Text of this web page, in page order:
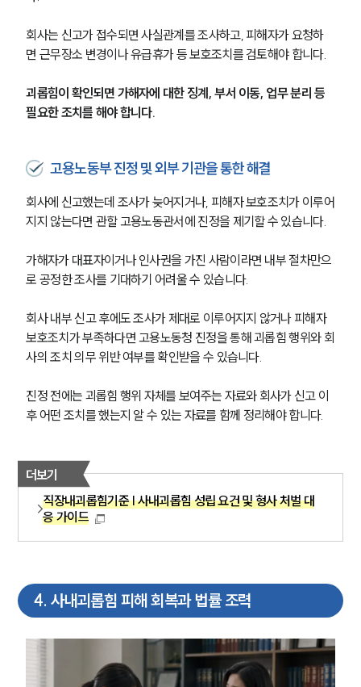
형사전문변호사
소식/자료
언론보도
법률서식
세미나
대륜법률상담예약
대륜법률상담예약
회사는 신고가 접수되면 사실관계를 조사하고, 피해자가 요청하
면 근무장소 변경이나 유급휴가 등 보호조치를 검토해야 합니다.
괴롭힘이 확인되면 가해자에 대한 징계, 부서 이동, 업무 분리 등
필요한 조치를 해야 합니다.
고용노동부 진정 및 외부 기관을 통한 해결
회사에 신고했는데 조사가 늦어지거나, 피해자 보호조치가 이루어
지지 않는다면 관할 고용노동관서에 진정을 제기할 수 있습니다.
가해자가 대표자이거나 인사권을 가진 사람이라면 내부 절차만으
로 공정한 조사를 기대하기 어려울 수 있습니다.
회사 내부 신고 후에도 조사가 제대로 이루어지지 않거나 피해자
보호조치가 부족하다면 고용노동청 진정을 통해 괴롭힘 행위와 회
사의 조치 의무 위반 여부를 확인받을 수 있습니다.
진정 전에는 괴롭힘 행위 자체를 보여주는 자료와 회사가 신고 이
후 어떤 조치를 했는지 알 수 있는 자료를 함께 정리해야 합니다.
더보기
직장내괴롭힘기준 | 사내괴롭힘 성립 요건 및 형사 처벌 대
응 가이드
4. 사내괴롭힘 피해 회복과 법률 조력